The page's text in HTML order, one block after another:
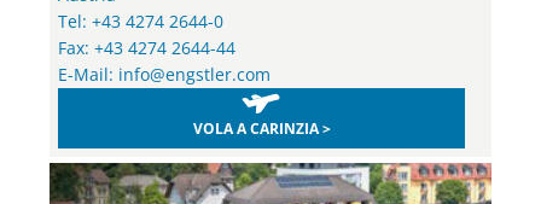
Tel: +43 4274 2644-0
Fax: +43 4274 2644-44
E-Mail: info@engstler.com
VOLA A CARINZIA >